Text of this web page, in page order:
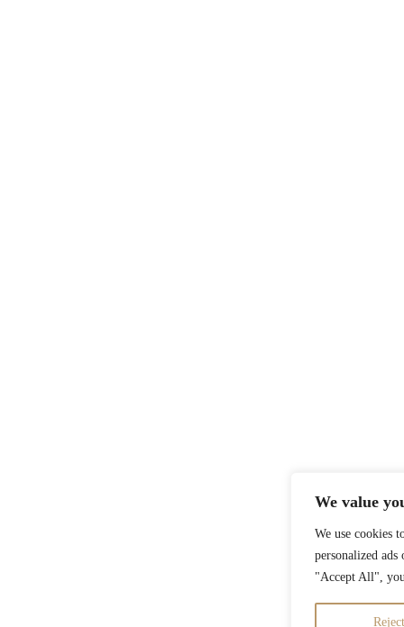
We value
We use cookies
personalized
"Accept All",